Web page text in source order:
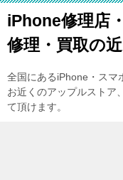
iPhone修理店
修理・買取の
全国にあるiPhone・スマ
お近くのアップルストア
て頂けます。